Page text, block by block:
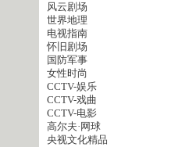
风云剧场
世界地理
电视指南
怀旧剧场
国防军事
女性时尚
CCTV-娱乐
CCTV-戏曲
CCTV-电影
高尔夫·网球
央视文化精品